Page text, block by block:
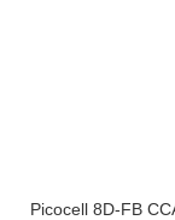
Picocell 8D-FB